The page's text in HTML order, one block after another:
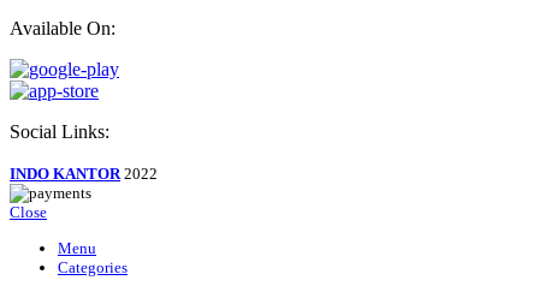
Available On:
Social Links:
INDO KANTOR 2022
Close
Menu
Categories